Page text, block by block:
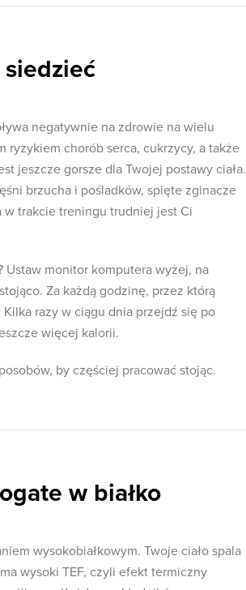
negatywnie na zdrowie na wielu
ryzykiem chorób serca, cukrzycy, a także
jeszcze gorsze dla Twojej postawy ciała.
brzucha i pośladków, spięte zginacze
w trakcie treningu trudniej jest Ci
Ustaw monitor komputera wyżej, na
Za każdą godzinę, przez którą
razy w ciągu dnia przejdź się po
więcej kalorii.
by częściej pracować stojąc.
w białko
wysokobiałkowym. Twoje ciało spala
wysoki TEF, czyli efekt termiczny